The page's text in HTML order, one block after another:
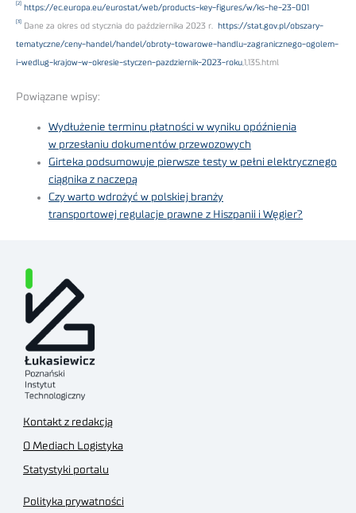
[2] https://ec.europa.eu/eurostat/web/products-key-figures/w/ks-he-23-001
[3] Dane za okres od stycznia do października 2023 r. https://stat.gov.pl/obszary-
tematyczne/ceny-handel/handel/obroty-towarowe-handlu-zagranicznego-ogolem-
i-wedlug-krajow-w-okresie-styczen-pazdziernik-2023-roku,1,135.html
Powiązane wpisy:
Wydłużenie terminu płatności w wyniku opóźnienia
w przesłaniu dokumentów przewozowych
Girteka podsumowuje pierwsze testy w pełni elektrycznego
ciągnika z naczepą
Czy warto wdrożyć w polskiej branży
transportowej regulacje prawne z Hiszpanii i Węgier?
Kontakt z redakcją
O Mediach Logistyka
Statystyki portalu
Polityka prywatności